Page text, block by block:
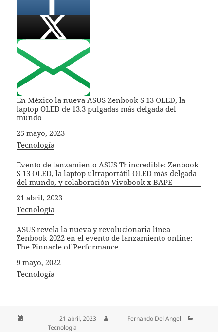
En México la nueva ASUS Zenbook S 13 OLED, la
laptop OLED de 13.3 pulgadas más delgada del
mundo
Fecha
25 mayo, 2023
In relation to
Tecnología
Evento de lanzamiento ASUS Thincredible: Zenbook
S 13 OLED, la laptop ultraportátil OLED más delgada
del mundo, y colaboración Vivobook x BAPE
Fecha
21 abril, 2023
In relation to
Tecnología
ASUS revela la nueva y revolucionaria línea
Zenbook 2022 en el evento de lanzamiento online:
The Pinnacle of Performance
Fecha
9 mayo, 2022
In relation to
Tecnología
Publicado el21 abril, 2023
Fernando Del Angel
CategoríasTecnología